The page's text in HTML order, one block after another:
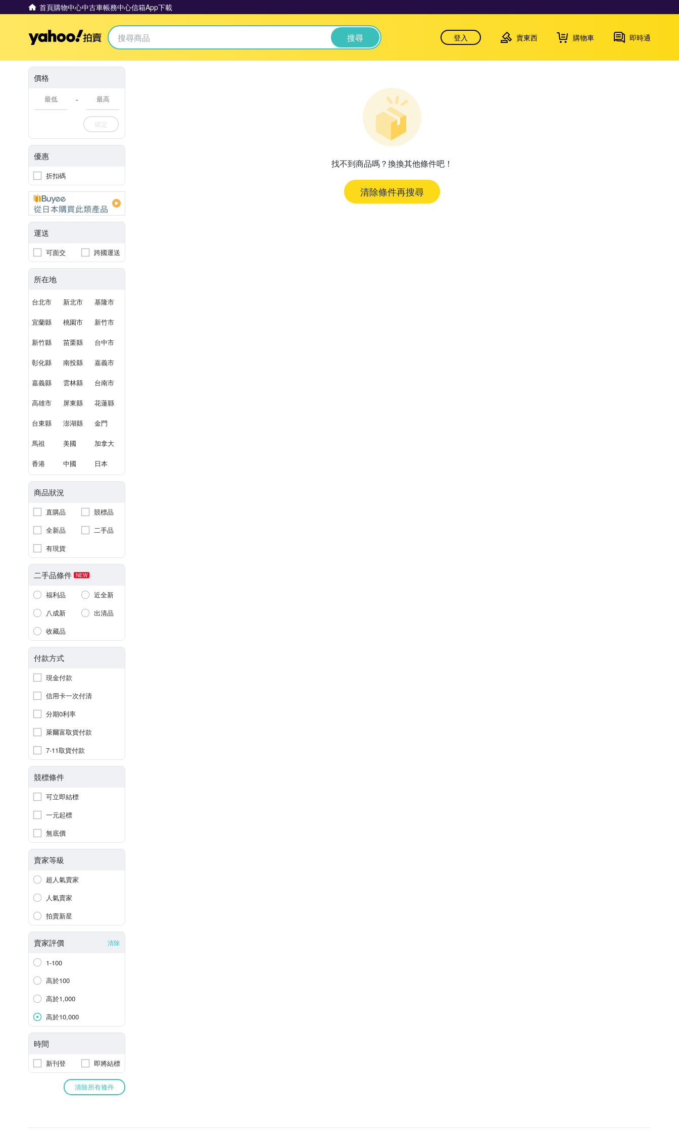
首頁購物中心中古車帳務中心信箱App下載
Yahoo拍賣 搜尋 登入 賣東西 購物車 即時通
價格
-
確定
優惠
折扣碼
運送
可面交 跨國運送
所在地
台北市 新北市 基隆市
宜蘭縣 桃園市 新竹市
新竹縣 苗栗縣 台中市
彰化縣 南投縣 嘉義市
嘉義縣 雲林縣 台南市
高雄市 屏東縣 花蓮縣
台東縣 澎湖縣 金門
馬祖 美國 加拿大
香港 中國 日本
商品狀況
直購品
競標品
全新品
二手品
有現貨
二手品條件 NEW
福利品
近全新
八成新
出清品
收藏品
付款方式
現金付款
信用卡一次付清
分期0利率
萊爾富取貨付款
7-11取貨付款
競標條件
可立即結標
一元起標
無底價
賣家等級
超人氣賣家
人氣賣家
拍賣新星
賣家評價 清除
1-100
高於100
高於1,000
高於10,000
時間
新刊登 即將結標
清除所有條件
找不到商品嗎？換換其他條件吧！
清除條件再搜尋